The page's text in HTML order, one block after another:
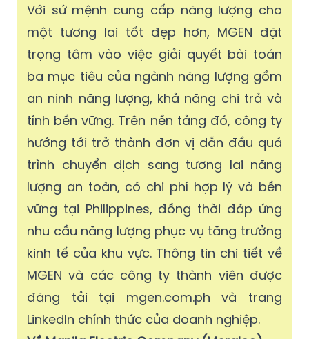
Với sứ mệnh cung cấp năng lượng cho
một tương lai tốt đẹp hơn, MGEN đặt
trọng tâm vào việc giải quyết bài toán
ba mục tiêu của ngành năng lượng gồm
an ninh năng lượng, khả năng chi trả và
tính bền vững. Trên nền tảng đó, công ty
hướng tới trở thành đơn vị dẫn đầu quá
trình chuyển dịch sang tương lai năng
lượng an toàn, có chi phí hợp lý và bền
vững tại Philippines, đồng thời đáp ứng
nhu cầu năng lượng phục vụ tăng trưởng
kinh tế của khu vực. Thông tin chi tiết về
MGEN và các công ty thành viên được
đăng tải tại mgen.com.ph và trang
LinkedIn chính thức của doanh nghiệp.